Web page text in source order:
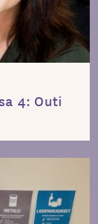
4: Outi